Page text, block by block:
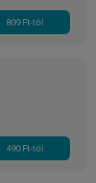
809 Ft-tól
490 Ft-tól